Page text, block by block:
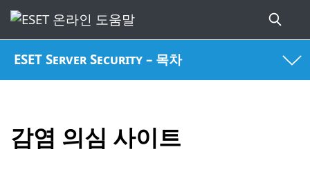
ESET Server Security – 목차
감염 의심 사이트